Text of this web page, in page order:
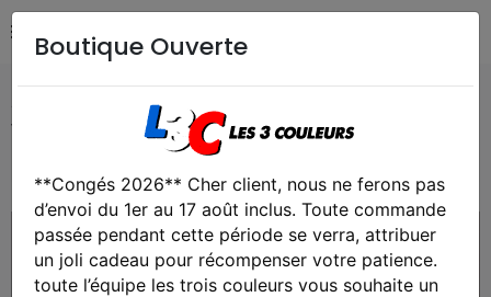
Collection
vintage guerre Algérie point. 41
Cet article est victime de son succes
Boutique Ouverte
**Congés 2026** Cher client, nous ne ferons pas
d’envoi du 1er au 17 août inclus. Toute commande
passée pendant cette période se verra, attribuer
un joli cadeau pour récompenser votre patience.
toute l’équipe les trois couleurs vous souhaite un